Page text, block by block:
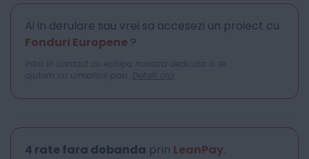
Ai in derulare sau vrei sa accesezi un proiect cu
Fonduri Europene ?
Intra in contact cu echipa noastra dedicata si te
ajutam cu urmatorii pasi. Detalii aici
4 rate fara dobanda prin LeanPay.